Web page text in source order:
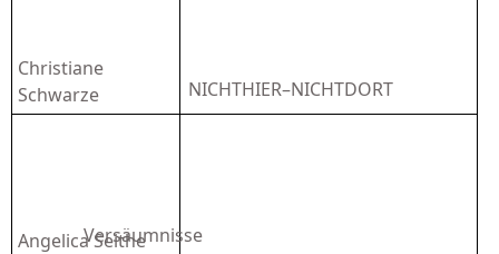
Christiane
Schwarze
NICHTHIER–NICHTDORT
Angelica Seithe
Versäumnisse